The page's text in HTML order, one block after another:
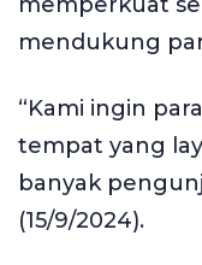
memperkuat
mendukung
“Kami ingin
tempat yang
banyak
(15/9/2024).